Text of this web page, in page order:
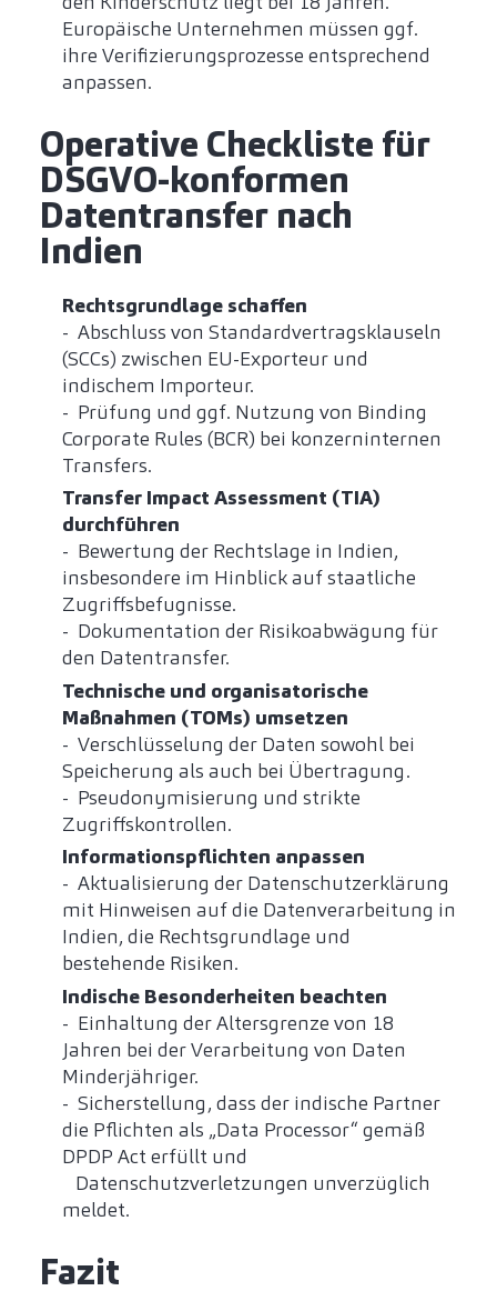
Europäische Unternehmen müssen ggf.
ihre Verifizierungsprozesse entsprechend
anpassen.
Operative Checkliste für
DSGVO-konformen
Datentransfer nach
Indien
Rechtsgrundlage schaffen
- Abschluss von Standardvertragsklauseln
(SCCs) zwischen EU-Exporteur und
indischem Importeur.
- Prüfung und ggf. Nutzung von Binding
Corporate Rules (BCR) bei konzerninternen
Transfers.
Transfer Impact Assessment (TIA)
durchführen
- Bewertung der Rechtslage in Indien,
insbesondere im Hinblick auf staatliche
Zugriffsbefugnisse.
- Dokumentation der Risikoabwägung für
den Datentransfer.
Technische und organisatorische
Maßnahmen (TOMs) umsetzen
- Verschlüsselung der Daten sowohl bei
Speicherung als auch bei Übertragung.
- Pseudonymisierung und strikte
Zugriffskontrollen.
Informationspflichten anpassen
- Aktualisierung der Datenschutzerklärung
mit Hinweisen auf die Datenverarbeitung in
Indien, die Rechtsgrundlage und
bestehende Risiken.
Indische Besonderheiten beachten
- Einhaltung der Altersgrenze von 18
Jahren bei der Verarbeitung von Daten
Minderjähriger.
- Sicherstellung, dass der indische Partner
die Pflichten als „Data Processor“ gemäß
DPDP Act erfüllt und
Datenschutzverletzungen unverzüglich
meldet.
Fazit